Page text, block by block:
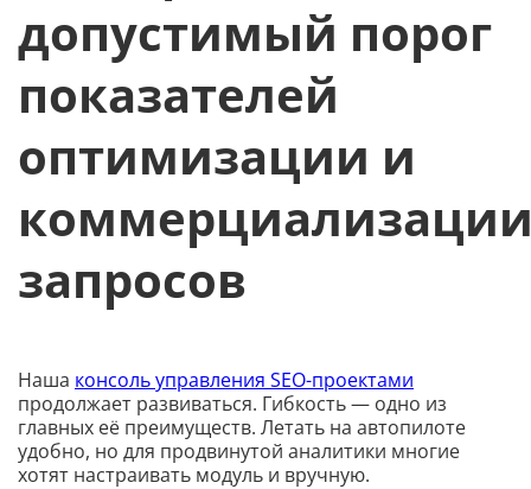
допустимый порог
показателей
оптимизации и
запросов
Наша консоль управления SEO-проектами
продолжает развиваться. Гибкость — одно из
главных её преимуществ. Летать на автопилоте
удобно, но для продвинутой аналитики многие
хотят настраивать модуль и вручную.